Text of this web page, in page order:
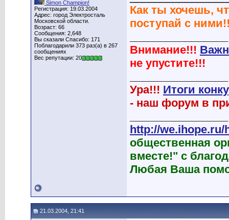
Simon Champion!
Регистрация: 19.03.2004
Адрес: город Электросталь
Московской области.
Возраст: 66
Сообщения: 2,648
Вы сказали Спасибо: 171
Поблагодарили 373 раз(а) в 267
сообщениях
Вес репутации: 20
Как ты хочешь,
поступай с
Внимание!!!
не упустите!!!
Ура!!! Итоги
- наш форум в
http://we.ihope.ru/
общественная
вместе!" с
Любая Ваша
21.03.2004, 21:41